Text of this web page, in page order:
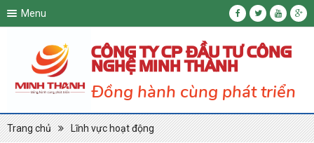
Menu
CÔNG TY CP ĐẦU TƯ CÔNG
NGHỆ MINH THÀNH
Đồng hành cùng phát triển
Trang chủ Lĩnh vực hoạt động